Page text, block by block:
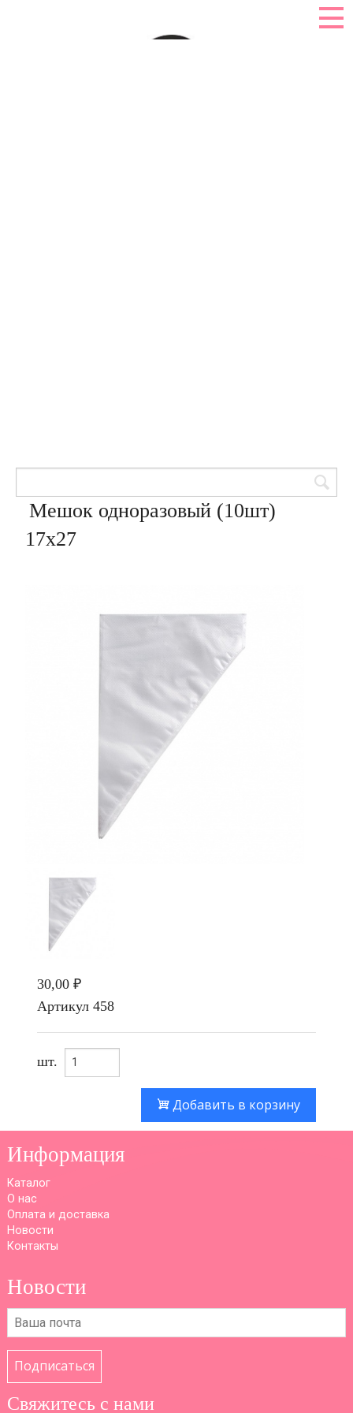
Мешок одноразовый (10шт)
17х27
30,00 ₽
Артикул 458
шт.
Добавить в корзину
Информация
Каталог
О нас
Оплата и доставка
Новости
Контакты
Новости
Подписаться
Свяжитесь с нами